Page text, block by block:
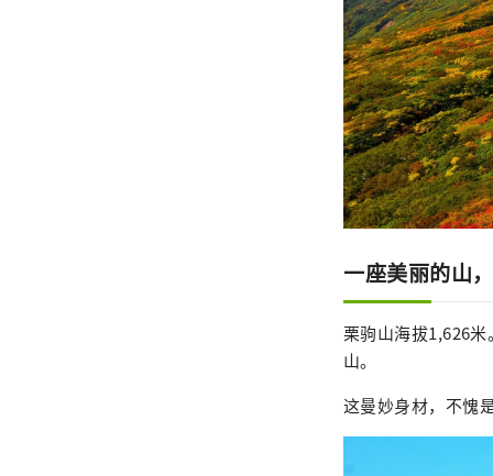
一座美丽的山
栗驹山海拔1,626
山。
这曼妙身材，不愧